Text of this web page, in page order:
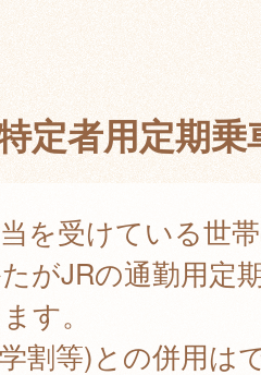
定者用定期乗
を受けている世
がJRの通勤用定
す。
割等)との併用は